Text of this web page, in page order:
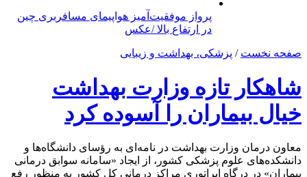
پرواز موفقیت‌آمیز هواپیمای مسافربری چین
در ارتفاع بالا /عکس
صفحه نخست / پزشکی، بهداشت و زیبایی
شاهکار تازه وزارت بهداشت
خیال بیماران را آسوده کرد
معاون درمان وزارت بهداشت در نامه‌ای به رؤسای دانشگاه‌ها و
دانشکده‌های علوم پزشکی کشور، از ایجاد «سامانه سوابق درمانی
بیماران» در درگاه اپراتوری مراکز درمانی کل کشور به منظور رفع